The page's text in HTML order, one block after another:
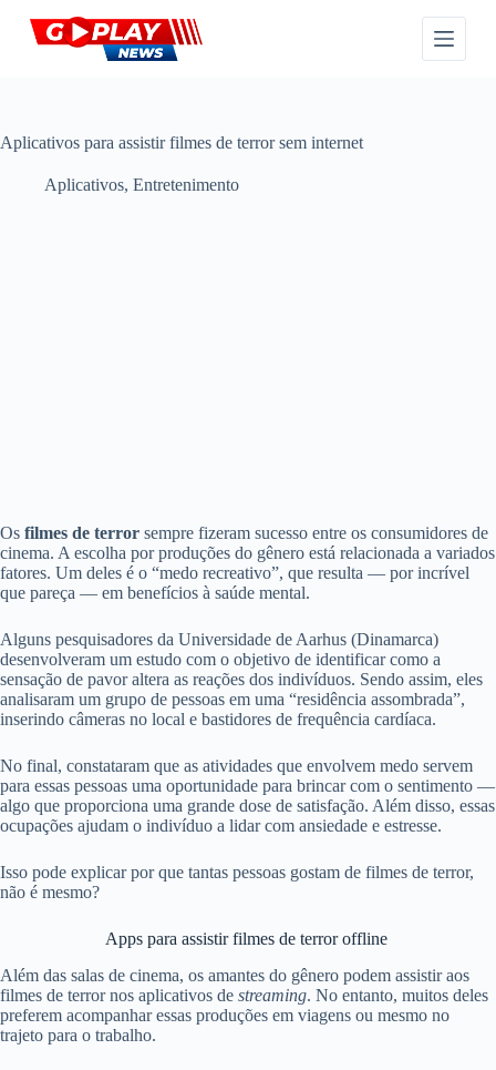
P
a
Aplicativos para assistir filmes de terror sem internet
Aplicativos, Entretenimento
Os filmes de terror sempre fizeram sucesso entre os consumidores de
cinema. A escolha por produções do gênero está relacionada a variados
fatores. Um deles é o “medo recreativo”, que resulta — por incrível
que pareça — em benefícios à saúde mental.
Alguns pesquisadores da Universidade de Aarhus (Dinamarca)
desenvolveram um estudo com o objetivo de identificar como a
sensação de pavor altera as reações dos indivíduos. Sendo assim, eles
analisaram um grupo de pessoas em uma “residência assombrada”,
inserindo câmeras no local e bastidores de frequência cardíaca.
No final, constataram que as atividades que envolvem medo servem
para essas pessoas uma oportunidade para brincar com o sentimento —
algo que proporciona uma grande dose de satisfação. Além disso, essas
ocupações ajudam o indivíduo a lidar com ansiedade e estresse.
Isso pode explicar por que tantas pessoas gostam de filmes de terror,
não é mesmo?
Apps para assistir filmes de terror offline
Além das salas de cinema, os amantes do gênero podem assistir aos
filmes de terror nos aplicativos de streaming. No entanto, muitos deles
preferem acompanhar essas produções em viagens ou mesmo no
trajeto para o trabalho.